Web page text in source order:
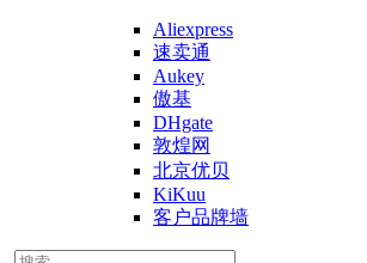
Aliexpress
速卖通
Aukey
傲基
DHgate
敦煌网
北京优贝
KiKuu
客户品牌墙